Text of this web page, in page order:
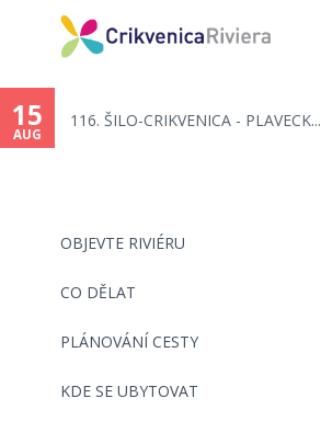
OBJEVTE RIVIÉRU
CO DĚLAT
PLÁNOVÁNÍ CESTY
KDE SE UBYTOVAT
15
AUG
116. ŠILO-CRIKVENICA - PLAVECK...
are
here